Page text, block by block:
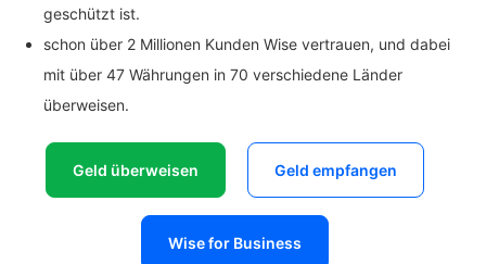
geschützt ist.
schon über 2 Millionen Kunden Wise vertrauen, und dabei
mit über 47 Währungen in 70 verschiedene Länder
überweisen.
Geld überweisen Geld empfangen
Wise for Business